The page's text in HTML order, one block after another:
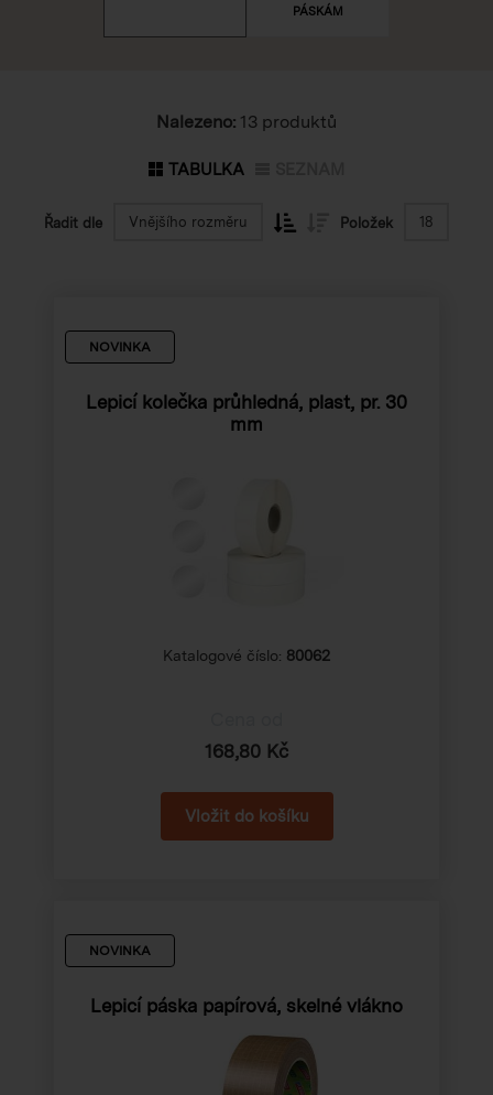
PÁSKÁM
Nalezeno: 13 produktů
TABULKA
Řadit dle Vnějšího rozměru Položek 18
NOVINKA
Lepicí kolečka průhledná, plast, pr. 30
mm
Katalogové číslo: 80062
168,80 Kč
NOVINKA
Lepicí páska papírová, skelné vlákno